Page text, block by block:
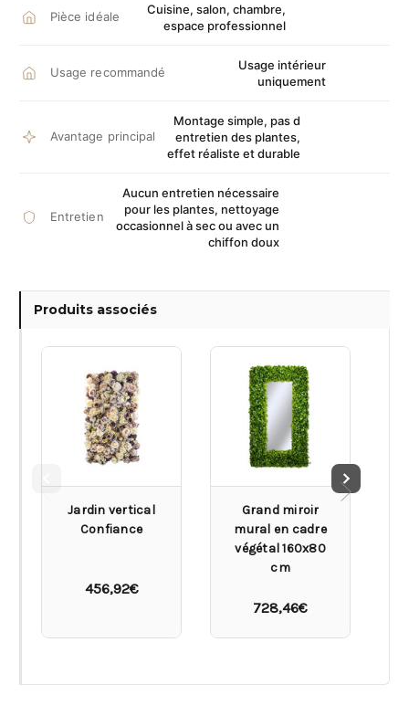
Pièce idéale
Cuisine, salon, chambre,
espace professionnel
Usage recommandé
Usage intérieur
uniquement
Avantage principal
Montage simple, pas d
entretien des plantes,
effet réaliste et durable
Entretien
Aucun entretien nécessaire
pour les plantes, nettoyage
occasionnel à sec ou avec un
chiffon doux
Produits associés
Jardin vertical
Confiance
456,92€
Grand miroir
mural en cadre
végétal 160x80
cm
728,46€